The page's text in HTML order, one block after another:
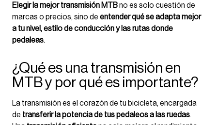
Elegir la mejor transmisión MTBno es solo cuestión de
marcas o precios, sino de entender qué se adapta mejor
a tu nivel, estilo de conducción y las rutas donde
pedaleas.
¿Qué es una transmisión en
MTB y por qué es importante?
La transmisión es el corazón de tu bicicleta, encargada
de transferir la potencia de tus pedaleos a las ruedas.